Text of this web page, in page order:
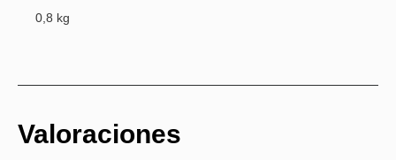
0,8 kg
Valoraciones